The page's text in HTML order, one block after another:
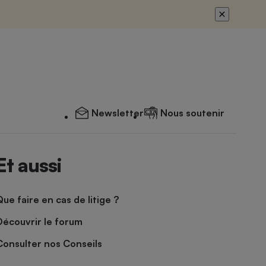
Newsletter Nous soutenir
aussi
faire en cas de litige ?
le forum
nos Conseils